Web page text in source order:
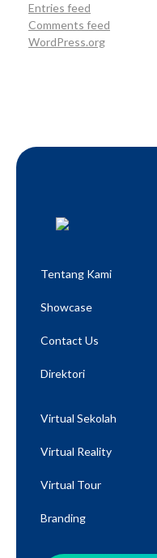
Entries feed
Comments feed
WordPress.org
Tentang Kami
Showcase
Contact Us
Direktori
Virtual Sekolah
Virtual Reality
Virtual Tour
Branding